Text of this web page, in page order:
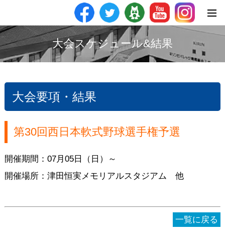
大会スケジュール&結果
大会要項・結果
第30回西日本軟式野球選手権予選
開催期間：07月05日（日）～
開催場所：津田恒実メモリアルスタジアム 他
一覧に戻る